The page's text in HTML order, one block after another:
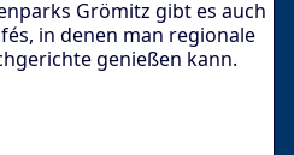
Grömitz gibt es auch
in denen man regionale
genießen kann.